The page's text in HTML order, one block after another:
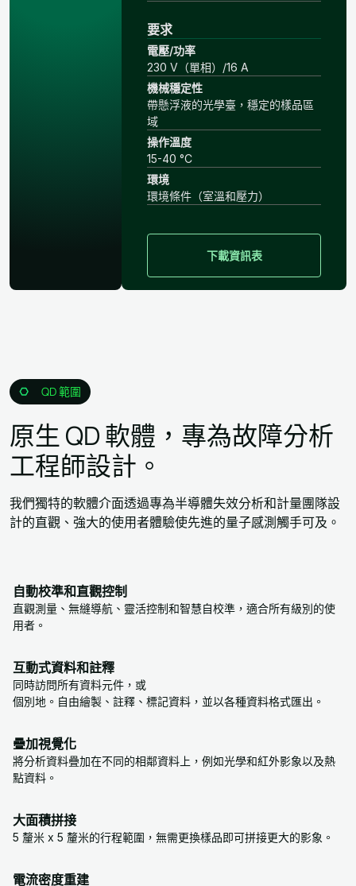
要求
電壓/功率
230 V（單相）/16 A
機械穩定性
帶懸浮液的光學臺，穩定的樣品區
域
操作溫度
15-40 °C
環境
環境條件（室溫和壓力）
下載資訊表
QD 範圍
原生 QD 軟體，專為故障分析
工程師設計。
我們獨特的軟體介面透過專為半導體失效分析和計量團隊設
計的直觀、強大的使用者體驗使先進的量子感測觸手可及。
自動校準和直觀控制
直觀測量、無縫導航、靈活控制和智慧自校準，適合所有級別的使
用者。
互動式資料和註釋
同時訪問所有資料元件，或
個別地。自由繪製、註釋、標記資料，並以各種資料格式匯出。
疊加視覺化
將分析資料疊加在不同的相鄰資料上，例如光學和紅外影象以及熱
點資料。
大面積拼接
5 釐米 x 5 釐米的行程範圍，無需更換樣品即可拼接更大的影象。
電流密度重建